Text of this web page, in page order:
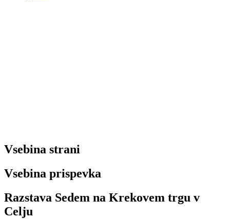
Vsebina strani
Vsebina prispevka
Razstava Sedem na Krekovem trgu v
Celju